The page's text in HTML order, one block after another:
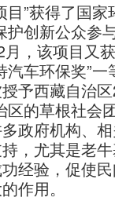
”获得了国
创新公众参
，该项目又
车环保奖”
予西藏自治
区的草根社会
政府机构、
，尤其是老
经验，促使
作用。